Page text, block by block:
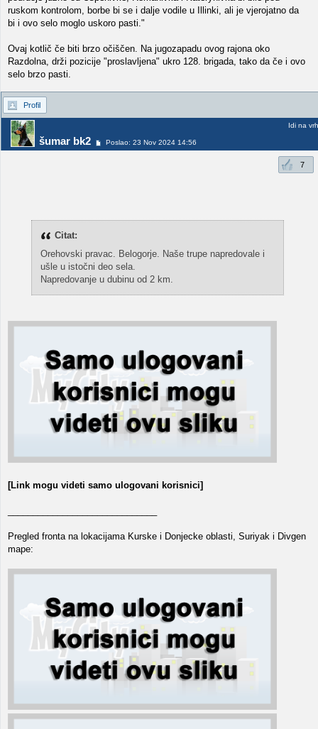
ruskom kontrolom, borbe bi se i dalje vodile u Illinki, ali je vjerojatno da
bi i ovo selo moglo uskoro pasti."
Ovaj kotlič če biti brzo očiščen. Na jugozapadu ovog rajona oko
Razdolna, drži pozicije "proslavljena" ukro 128. brigada, tako da če i ovo
selo brzo pasti.
Profil
šumar bk2 Poslao: 23 Nov 2024 14:56
Idi na vrh
7
Citat:
Orehovski pravac. Belogorje. Naše trupe napredovale i
ušle u istočni deo sela.
Napredovanje u dubinu od 2 km.
[Link mogu videti samo ulogovani korisnici]
Pregled fronta na lokacijama Kurske i Donjecke oblasti, Suriyak i Divgen
mape: